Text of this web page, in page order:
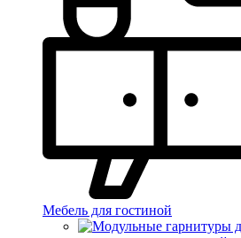
Мебель для гостиной